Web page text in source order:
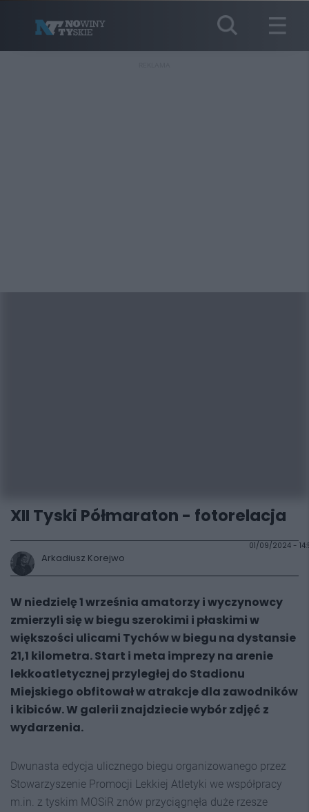
XII Tyski Półmaraton - fotorelacja
Arkadiusz Korejwo
01/09/2024 -
W niedzielę 1 września amatorzy i wyczynowcy
zmierzyli się w biegu szerokimi i płaskimi w
większości ulicami Tychów w biegu na dystansie
21,1 kilometra. Start i meta imprezy na arenie
lekkoatletycznej przyległej do Stadionu
Miejskiego obfitował w atrakcje dla zawodników
i kibiców. W galerii znajdziecie wybór zdjęć z
wydarzenia.
Dwunasta edycja ulicznego biegu organizowanego przez
Stowarzyszenie Promocji Lekkiej Atletyki we współpracy
m.in. z tyskim MOSiR znów przyciągnęła duże rzesze